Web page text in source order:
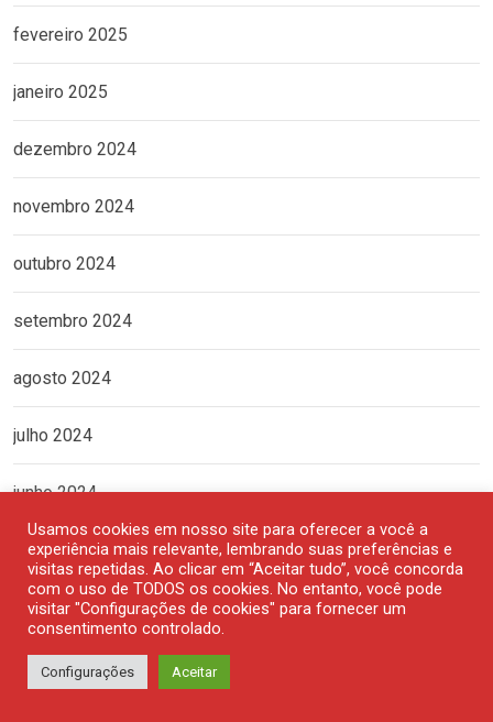
fevereiro 2025
janeiro 2025
dezembro 2024
novembro 2024
outubro 2024
setembro 2024
agosto 2024
julho 2024
junho 2024
maio 2024
abril 2024
março 2024
Usamos cookies em nosso site para oferecer a você a
experiência mais relevante, lembrando suas preferências e
visitas repetidas. Ao clicar em “Aceitar tudo”, você concorda
com o uso de TODOS os cookies. No entanto, você pode
visitar "Configurações de cookies" para fornecer um
consentimento controlado.
Configurações Aceitar